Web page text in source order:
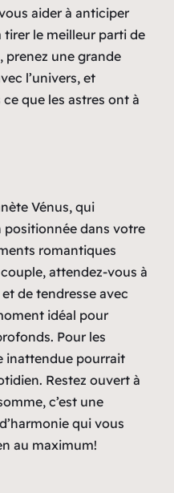
aider à anticiper
le meilleur parti de
une grande
l’univers, et
que les astres ont à
Vénus, qui
positionnée dans votre
romantiques
attendez-vous à
de tendresse avec
idéal pour
Pour les
inattendue pourrait
Restez ouvert à
c’est une
qui vous
au maximum!